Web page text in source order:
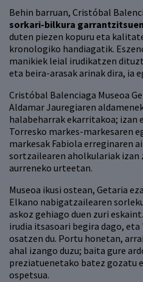
Behin barruan, Cristóbal
sorkari-bilkura
duten piezen kopuru eta
kronologiko handiagatik.
manikiek leial irudikatzen
eta beira-arasak arinak dira, ia
Cristóbal Balenciaga Museoa
Aldamar Jauregiaren
halabeharrak ekarritakoa; izan
Torresko markes-markesaren
markesak Fabiola erreginaren
sortzailearen aholkulariak izan
aurreneko urteetan.
Museoa ikusi ostean, Getaria
Elkano nabigatzailearen
askoz gehiago duen zuri
irudia itsasoari begira dago, eta
osatzen du. Portu honetan,
ahal izango duzu; baita gure
preziatuenetako batez gozatu
ospetsua.